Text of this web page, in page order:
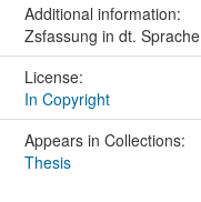
Additional information:
Zsfassung in dt. Sprache
License:
In Copyright
Appears in Collections:
Thesis